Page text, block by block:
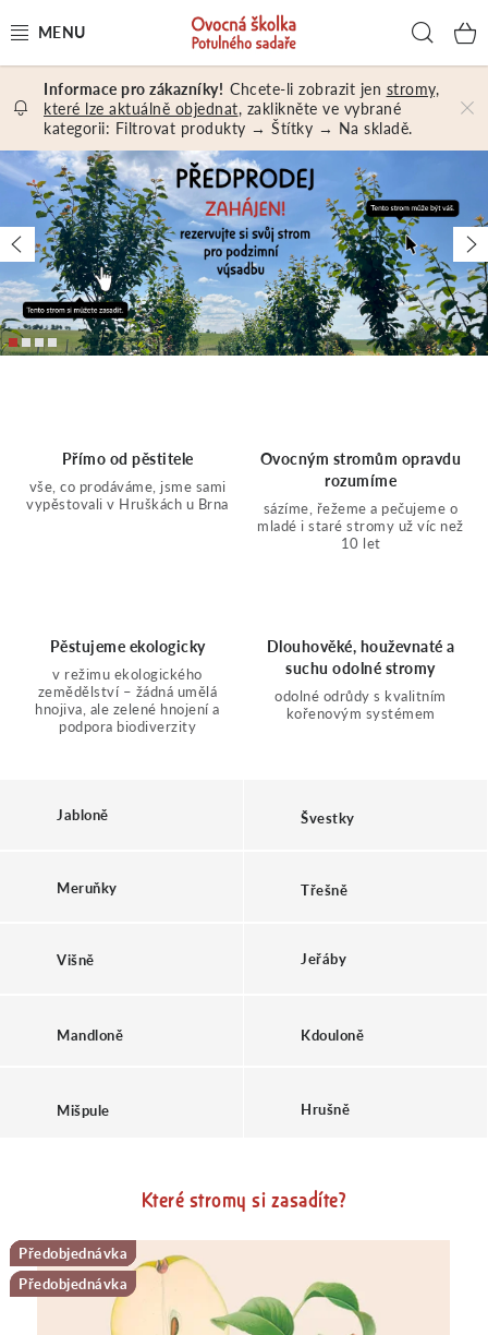
na
OVOCNÉ STROMY A KEŘE
NÁŘADÍ A MATERIÁL
DÁRKY A DÁRKOVÉ POUKAZY
PORADENSTVÍ
EXKURZE
Kontakt
Obchodní podmínky
Osobní údaje
Chcete-li zobrazit jen stromy,
které lze aktuálně objednat, zaklikněte ve vybrané
kategorii: Filtrovat produkty → Štítky → Na skladě.
O
V
O
N
K
M
Předchozí
Přímo od pěstitele
vše, co prodáváme, jsme sami
vypěstovali v Hruškách u Brna
Ovocným stromům opravdu
rozumíme
sázíme, řežeme a pečujeme o
mladé i staré stromy už víc než
10 let
Pěstujeme ekologicky
v režimu ekologického
zemědělství – žádná umělá
hnojiva, ale zelené hnojení a
podpora biodiverzity
Dlouhověké, houževnaté a
suchu odolné stromy
odolné odrůdy s kvalitním
kořenovým systémem
Jabloně Švestky
Meruňky Třešně
Višně Jeřáby
Mandloně Kdouloně
Mišpule Hrušně
Které stromy si zasadíte?
Předobjednávka
Předobjednávka
Novinka
Předobjednávka
Předobjednávka
Předobjednávka
Předobjednávka
Předobjednávka
Novinka
Předobjednávka
Předobjednávka